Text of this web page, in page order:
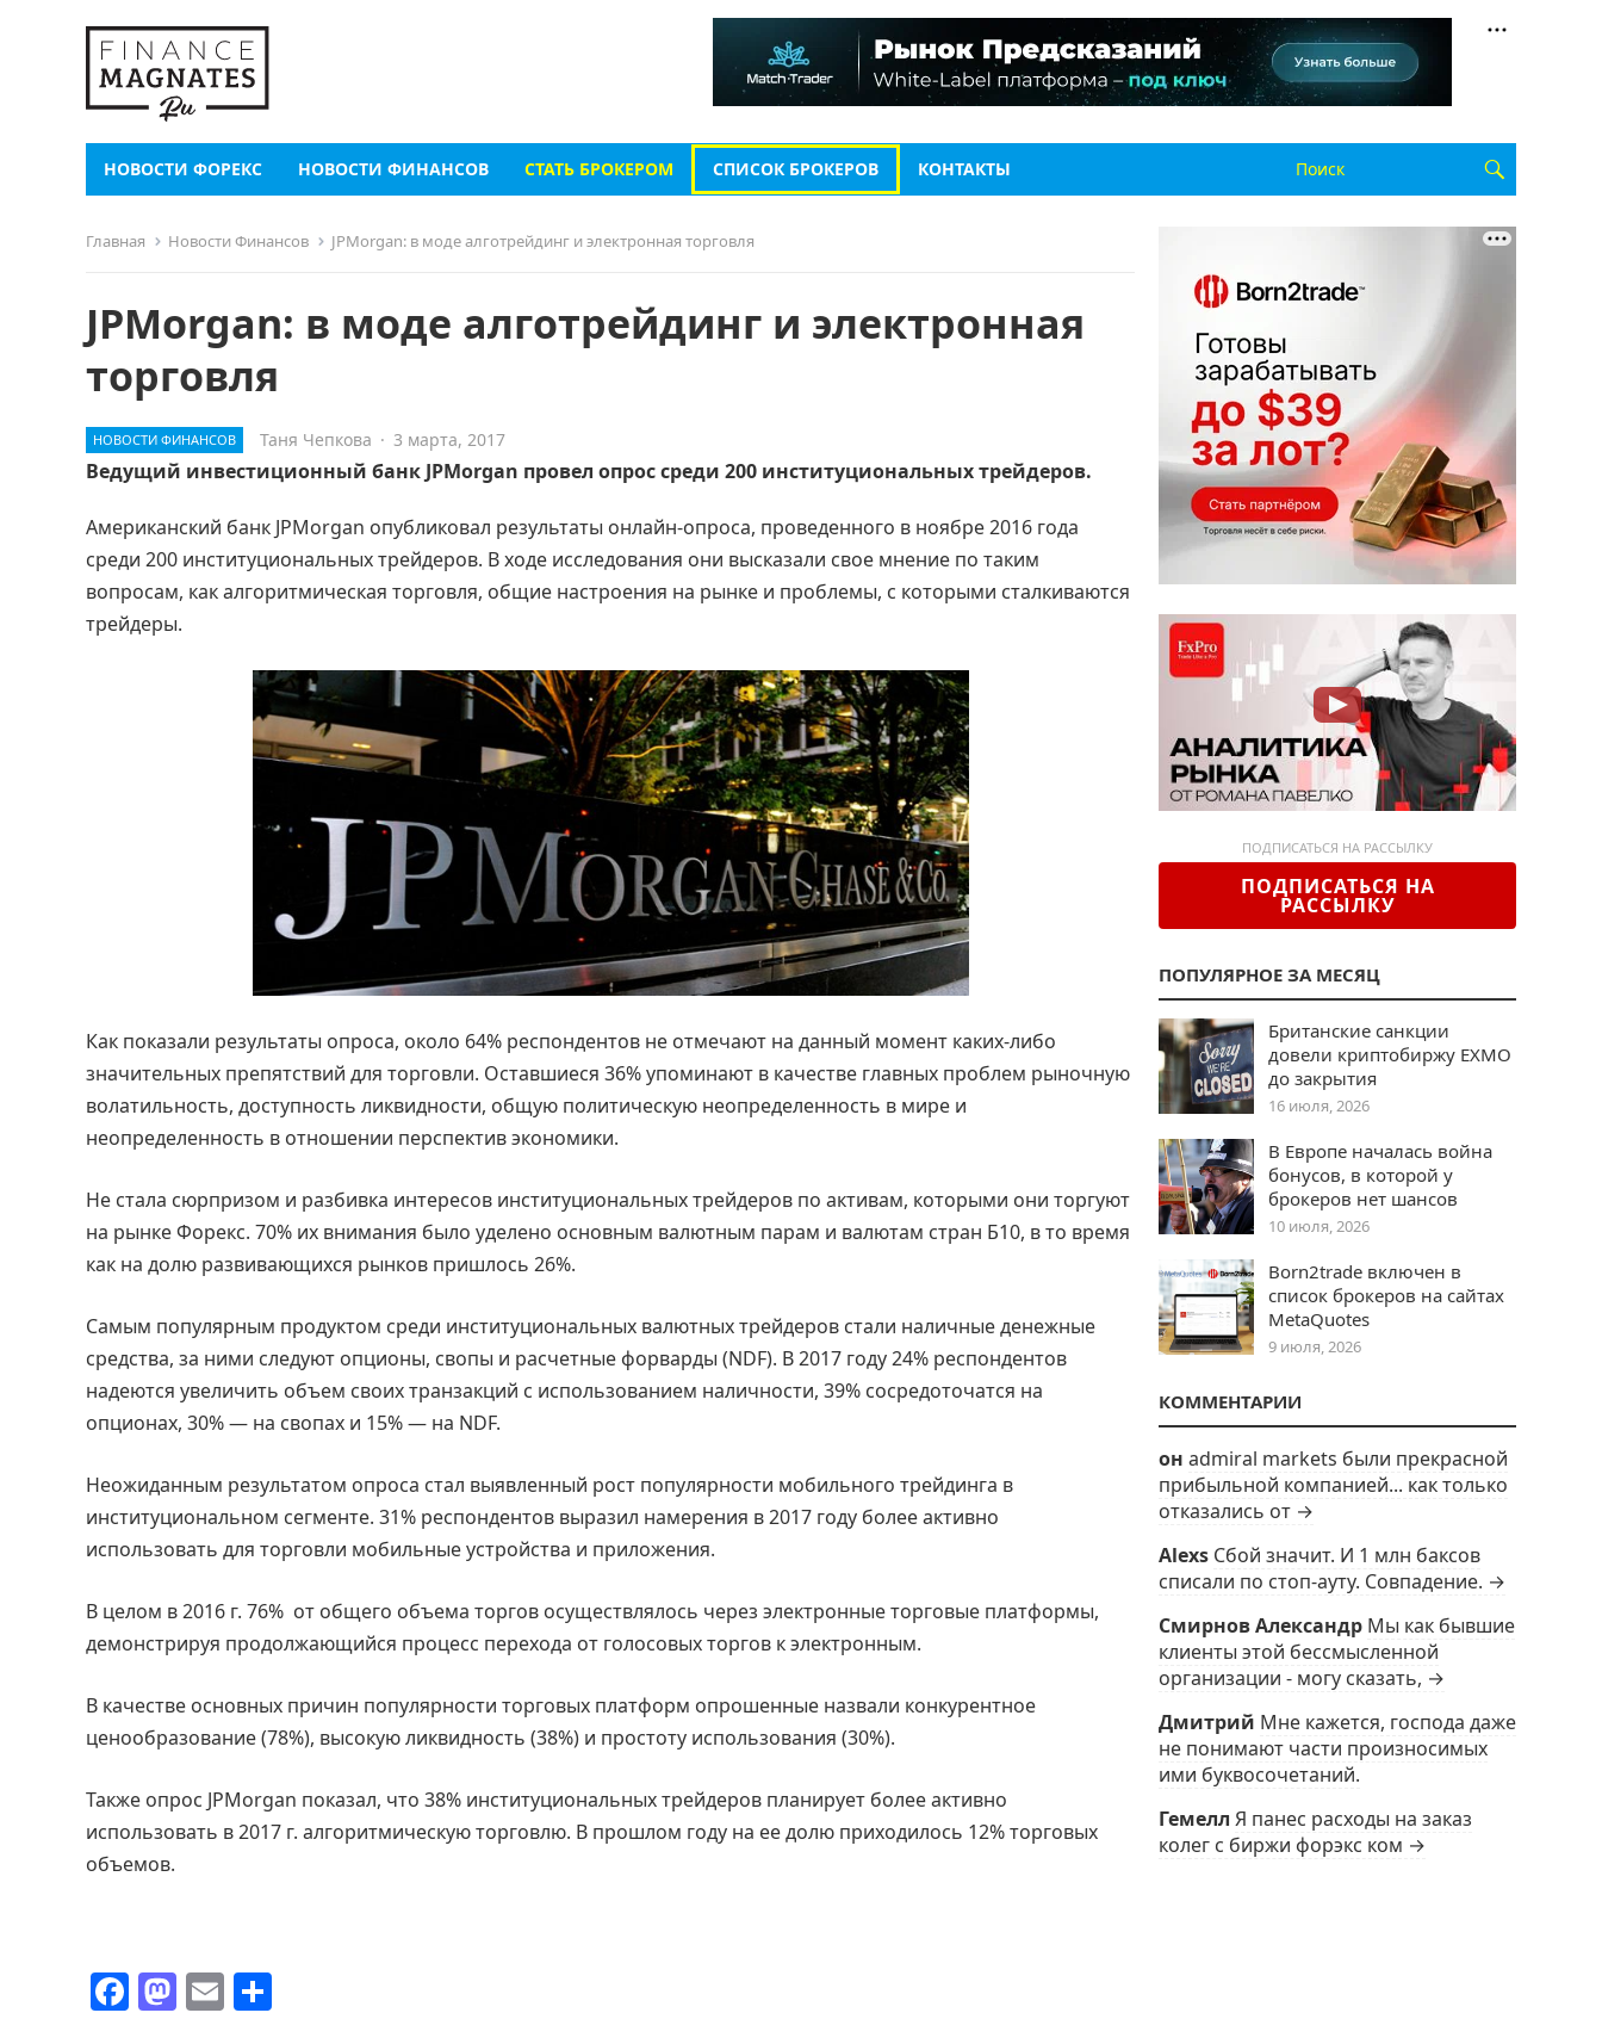
НОВОСТИ ФОРЕКС НОВОСТИ ФИНАНСОВ СТАТЬ БРОКЕРОМ СПИСОК БРОКЕРОВ КОНТАКТЫ
Главная Новости Финансов JPMorgan: в моде алготрейдинг и электронная торговля
JPMorgan: в моде алготрейдинг и электронная
торговля
НОВОСТИ ФИНАНСОВ Таня Чепкова · 3 марта, 2017
Ведущий инвестиционный банк JPMorgan провел опрос среди 200 институциональных трейдеров.
Американский банк JPMorgan опубликовал результаты онлайн-опроса, проведенного в ноябре 2016 года
среди 200 институциональных трейдеров. В ходе исследования они высказали свое мнение по таким
вопросам, как алгоритмическая торговля, общие настроения на рынке и проблемы, с которыми сталкиваются
трейдеры.
Как показали результаты опроса, около 64% респондентов не отмечают на данный момент каких-либо
значительных препятствий для торговли. Оставшиеся 36% упоминают в качестве главных проблем рыночную
волатильность, доступность ликвидности, общую политическую неопределенность в мире и
неопределенность в отношении перспектив экономики.
Не стала сюрпризом и разбивка интересов институциональных трейдеров по активам, которыми они торгуют
на рынке Форекс. 70% их внимания было уделено основным валютным парам и валютам стран Б10, в то время
как на долю развивающихся рынков пришлось 26%.
Самым популярным продуктом среди институциональных валютных трейдеров стали наличные денежные
средства, за ними следуют опционы, свопы и расчетные форварды (NDF). В 2017 году 24% респондентов
надеются увеличить объем своих транзакций с использованием наличности, 39% сосредоточатся на
опционах, 30% — на свопах и 15% — на NDF.
Неожиданным результатом опроса стал выявленный рост популярности мобильного трейдинга в
институциональном сегменте. 31% респондентов выразил намерения в 2017 году более активно
использовать для торговли мобильные устройства и приложения.
В целом в 2016 г. 76% от общего объема торгов осуществлялось через электронные торговые платформы,
демонстрируя продолжающийся процесс перехода от голосовых торгов к электронным.
В качестве основных причин популярности торговых платформ опрошенные назвали конкурентное
ценообразование (78%), высокую ликвидность (38%) и простоту использования (30%).
Также опрос JPMorgan показал, что 38% институциональных трейдеров планирует более активно
использовать в 2017 г. алгоритмическую торговлю. В прошлом году на ее долю приходилось 12% торговых
объемов.
F M E
ПОДПИСАТЬСЯ НА РАССЫЛКУ
ПОДПИСАТЬСЯ НА
РАССЫЛКУ
ПОПУЛЯРНОЕ ЗА МЕСЯЦ
Британские санкции
довели криптобиржу EXMO
до закрытия
16 июля, 2026
В Европе началась война
бонусов, в которой у
брокеров нет шансов
10 июля, 2026
Born2trade включен в
список брокеров на сайтах
MetaQuotes
9 июля, 2026
КОММЕНТАРИИ
он admiral markets были прекрасной
прибыльной компанией... как только
отказались от →
Alexs Сбой значит. И 1 млн баксов
списали по стоп-ауту. Совпадение. →
Смирнов Александр Мы как бывшие
клиенты этой бессмысленной
организации - могу сказать, →
Дмитрий Мне кажется, господа даже
не понимают части произносимых
ими буквосочетаний.
Гемелл Я панес расходы на заказ
колег с биржи форэкс ком →